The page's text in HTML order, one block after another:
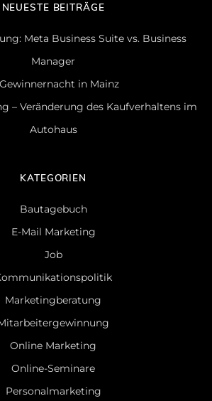
NEUESTE BEITRÄGE
Meta Business Suite vs. Business
Manager
in Mainz
– Veränderung des Kaufverhaltens im
Autohaus
KATEGORIEN
Bautagebuch
E-Mail Marketing
Job
Marketingberatung
Online Marketing
Online-Seminare
Personalmarketing